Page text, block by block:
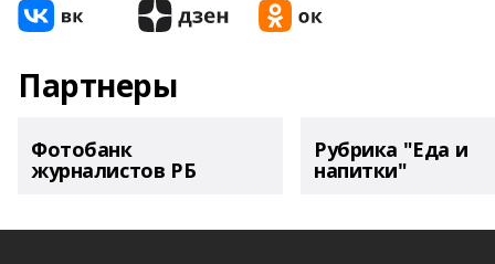
Партнеры
Фотобанк
журналистов РБ
Рубрика "Еда и
напитки"